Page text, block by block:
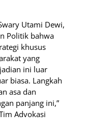
Utami Dewi,
Politik bahwa
khusus
yang
ini luar
biasa. Langkah
asa dan
panjang ini,”
Advokasi